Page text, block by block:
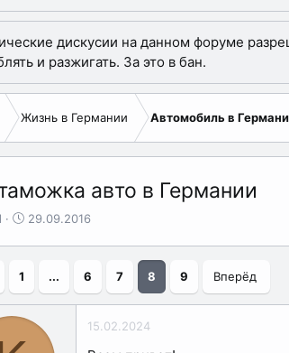
дискусии на данном форуме
и разжигать. За это в бан.
Жизнь в Германии Автомобиль в
авто в Германии
Д
а
ч
29.09.2016
1 ... 6 7 8 9 Вперёд
15.02.2024